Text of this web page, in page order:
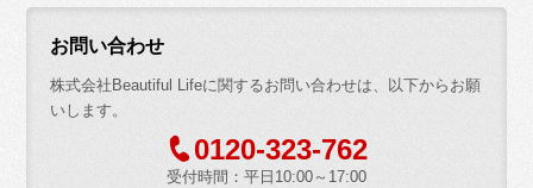
お問い合わせ
株式会社Beautiful Lifeに関するお問い合わせは、以下からお願
いします。
=0120-323-762
受付時間：平日10:00～17:00